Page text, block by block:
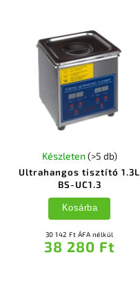
Legdrágább
Legnépszerűbb
termékek
ABC szerint
Ultrahangos tisztító 1.3L
BS-UC1.3
Készleten (>5 db)
30 142 Ft ÁFA nélkül
38 280 Ft
Kosárba